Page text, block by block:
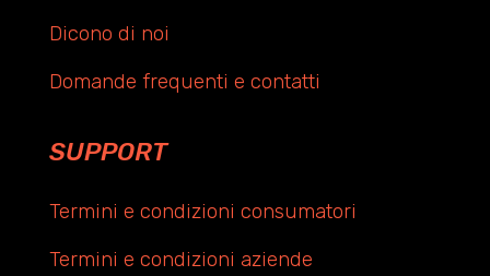
Dicono di noi
Domande frequenti e contatti
SUPPORT
Termini e condizioni consumatori
Termini e condizioni aziende